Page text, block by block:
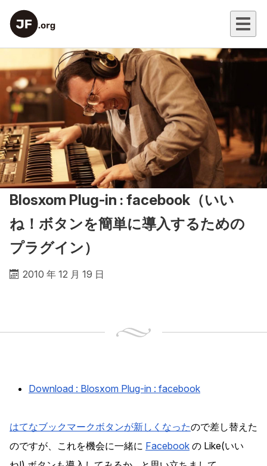
Blosxom Plug-in : facebook（いい
ね！ボタンを簡単に導入するための
プラグイン）
2010 年 12 月 19 日
Download : Blosxom Plug-in : facebook
はてなブックマークボタンが新しくなったので差し替えた
のですが、これを機会に一緒に Facebook の Like(いい